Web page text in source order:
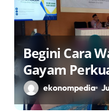
Begini Cara
Gayam
Penggerak
TPID
ekonompedia